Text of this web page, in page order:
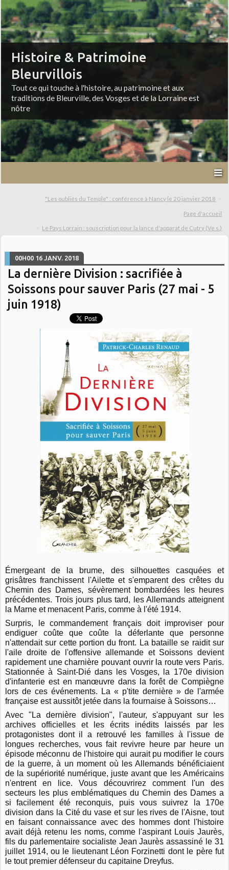
Histoire & Patrimoine
Bleurvillois
Tout ce qui touche à l'histoire, au patrimoine et aux
traditions de Bleurville, des Vosges et de la Lorraine est
nôtre
"Les oubliés du Temple" : conférence à Nancy le 20 janvier 2018
Page d'accueil
Le Pays Lorrain : souscription pour la lance d'apparat de Cutry (Ve s.)
00H00 16 JANV. 2018
La dernière Division : sacrifiée à
Soissons pour sauver Paris (27 mai - 5
juin 1918)
Émergeant de la brume, des silhouettes casquées et
grisâtres franchissent l'Ailette et s'emparent des crêtes du
Chemin des Dames, sévèrement bombardées les heures
précédentes. Trois jours plus tard, les Allemands atteignent
la Marne et menacent Paris, comme à l'été 1914.
Surpris, le commandement français doit improviser pour
endiguer coûte que coûte la déferlante que personne
n'attendait sur cette portion du front. La bataille se raidit sur
l'aile droite de l'offensive allemande et Soissons devient
rapidement une charnière pouvant ouvrir la route vers Paris.
Stationnée à Saint-Dié dans les Vosges, la 170e division
d'infanterie est en manœuvre dans la forêt de Compiègne
lors de ces événements. La « p'tite dernière » de l'armée
française est aussitôt jetée dans la fournaise à Soissons…
Avec "La dernière division", l'auteur, s'appuyant sur les
archives officielles et les écrits inédits laissés par les
protagonistes dont il a retrouvé les familles à l'issue de
longues recherches, vous fait revivre heure par heure un
épisode méconnu de l'histoire qui aurait pu modifier le cours
de la guerre, à un moment où les Allemands bénéficiaient
de la supériorité numérique, juste avant que les Américains
n'entrent en lice. Vous découvrirez comment l'un des
secteurs les plus emblématiques du Chemin des Dames a
si facilement été reconquis, puis vous suivrez la 170e
division dans la Cité du vase et sur les rives de l'Aisne, tout
en faisant connaissance avec des hommes dont l'histoire
avait déjà retenu les noms, comme l'aspirant Louis Jaurès,
fils du parlementaire socialiste Jean Jaurès assassiné le 31
juillet 1914, ou le lieutenant Léon Forzinetti dont le père fut
le tout premier défenseur du capitaine Dreyfus.